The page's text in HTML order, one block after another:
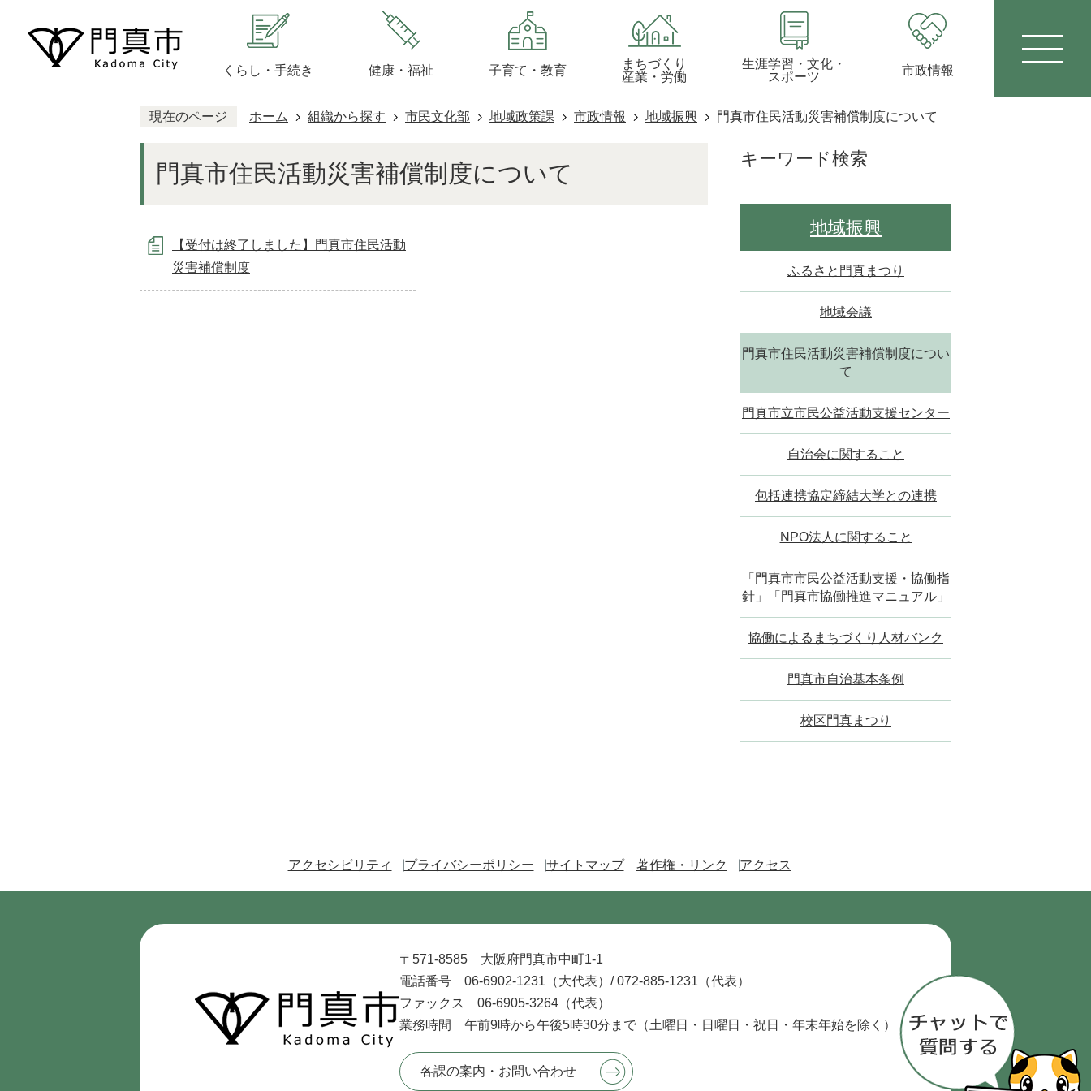
くらし・手続き 健康・福祉 子育て・教育
まちづくり
産業・労働
生涯学習・文化・
スポーツ
市政情報
現在のページ ホーム 組織から探す 市民文化部 地域政策課 市政情報 地域振興 門真市住民活動災害補償制度について
門真市住民活動災害補償制度について
【受付は終了しました】門真市住民活動
災害補償制度
キーワード検索
地域振興
ふるさと門真まつり
地域会議
門真市住民活動災害補償制度につい
て
門真市立市民公益活動支援センター
自治会に関すること
包括連携協定締結大学との連携
NPO法人に関すること
「門真市市民公益活動支援・協働指
針」「門真市協働推進マニュアル」
協働によるまちづくり人材バンク
門真市自治基本条例
校区門真まつり
アクセシビリティ プライバシーポリシー サイトマップ 著作権・リンク アクセス
門
〒571-8585 大阪府門真市中町1-1
電話番号 06-6902-1231（大代表）/072-885-1231（代表）
ファックス 06-6905-3264（代表）
業務時間 午前9時から午後5時30分まで （土曜日・日曜日・祝日・年末年始を除く）
各課の案内・お問い合わせ